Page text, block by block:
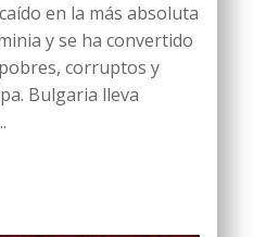
en la más absoluta
y se ha convertido
corruptos y
Bulgaria lleva